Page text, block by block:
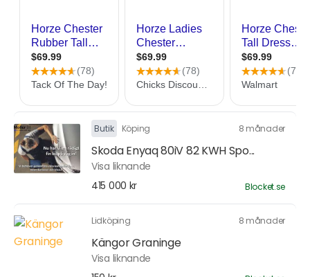
Butik Köping 8 månader
Skoda Enyaq 80iV 82 KWH Spo...
Visa liknande
415 000 kr
Blocket.se
Lidköping 8 månader
Kängor Graninge
Visa liknande